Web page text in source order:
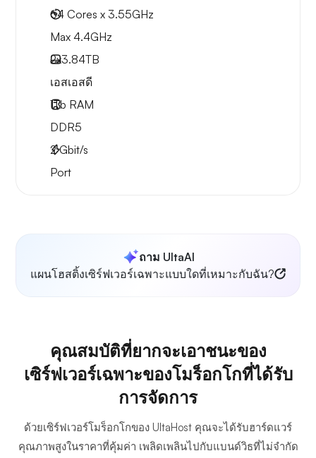
64 Cores x 3.55GHz
Max 4.4GHz
2x3.84TB
เอสเอสดี
1Tb RAM
DDR5
2Gbit/s
Port
ถาม UltaAI
แผนโฮสติ้งเซิร์ฟเวอร์เฉพาะแบบใดที่เหมาะกับฉัน?
คุณสมบัติที่ยากจะเอาชนะของ
เซิร์ฟเวอร์เฉพาะของโมร็อกโกที่ได้รับ
การจัดการ
ด้วยเซิร์ฟเวอร์โมร็อกโกของ UltaHost คุณจะได้รับฮาร์ดแวร์
คุณภาพสูงในราคาที่คุ้มค่า เพลิดเพลินไปกับแบนด์วิธที่ไม่จำกัด